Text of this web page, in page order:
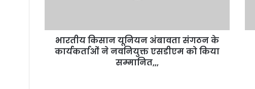
भारतीय किसान यूनियन अंबावता संगठन के
कार्यकर्ताओं ने नवनियुक्त एसडीएम को किया
सम्मानित,,,